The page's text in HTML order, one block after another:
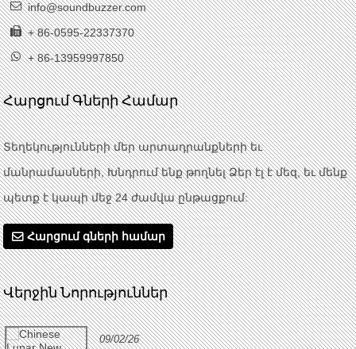
info@soundbuzzer.com
+ 86-0595-22337370
+ 86-13959997850
Հարցում Գների Համար
Տեղեկությունների մեր արտադրանքների եւ
մանրամասների, Խնդրում ենք թողնել Ձեր էլ է մեզ, եւ մենք
պետք է կապի մեջ 24 ժամվա ընթացքում:
Հարցում գների համար
Վերջին Նորություններ
09/02/26